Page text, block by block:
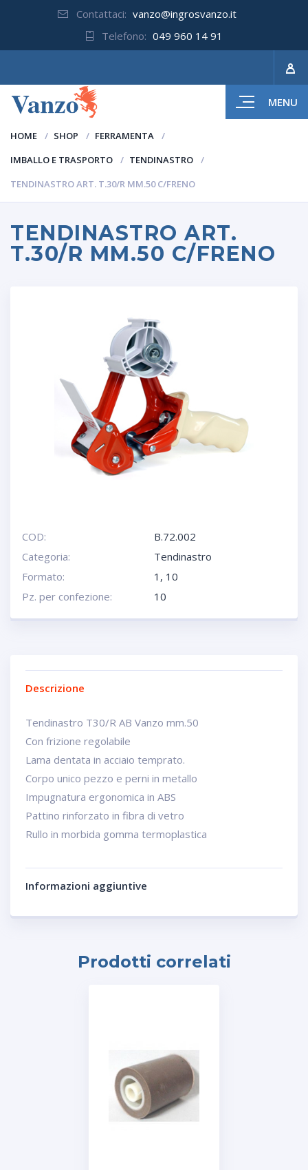
Contattaci: vanzo@ingrosvanzo.it
Telefono: 049 960 14 91
MENU
HOME SHOP
FERRAMENTA
IMBALLO E TRASPORTO
TENDINASTRO
TENDINASTRO ART. T.30/R MM.50 C/FRENO
TENDINASTRO ART.
T.30/R MM.50 C/FRENO
COD:
B.72.002
Categoria:
Tendinastro
Formato:
1 , 10
Pz. per confezione:
10
Descrizione
Tendinastro T30/R AB Vanzo mm.50
Con frizione regolabile
Lama dentata in acciaio temprato.
Corpo unico pezzo e perni in metallo
Impugnatura ergonomica in ABS
Pattino rinforzato in fibra di vetro
Rullo in morbida gomma termoplastica
Informazioni aggiuntive
Prodotti correlati